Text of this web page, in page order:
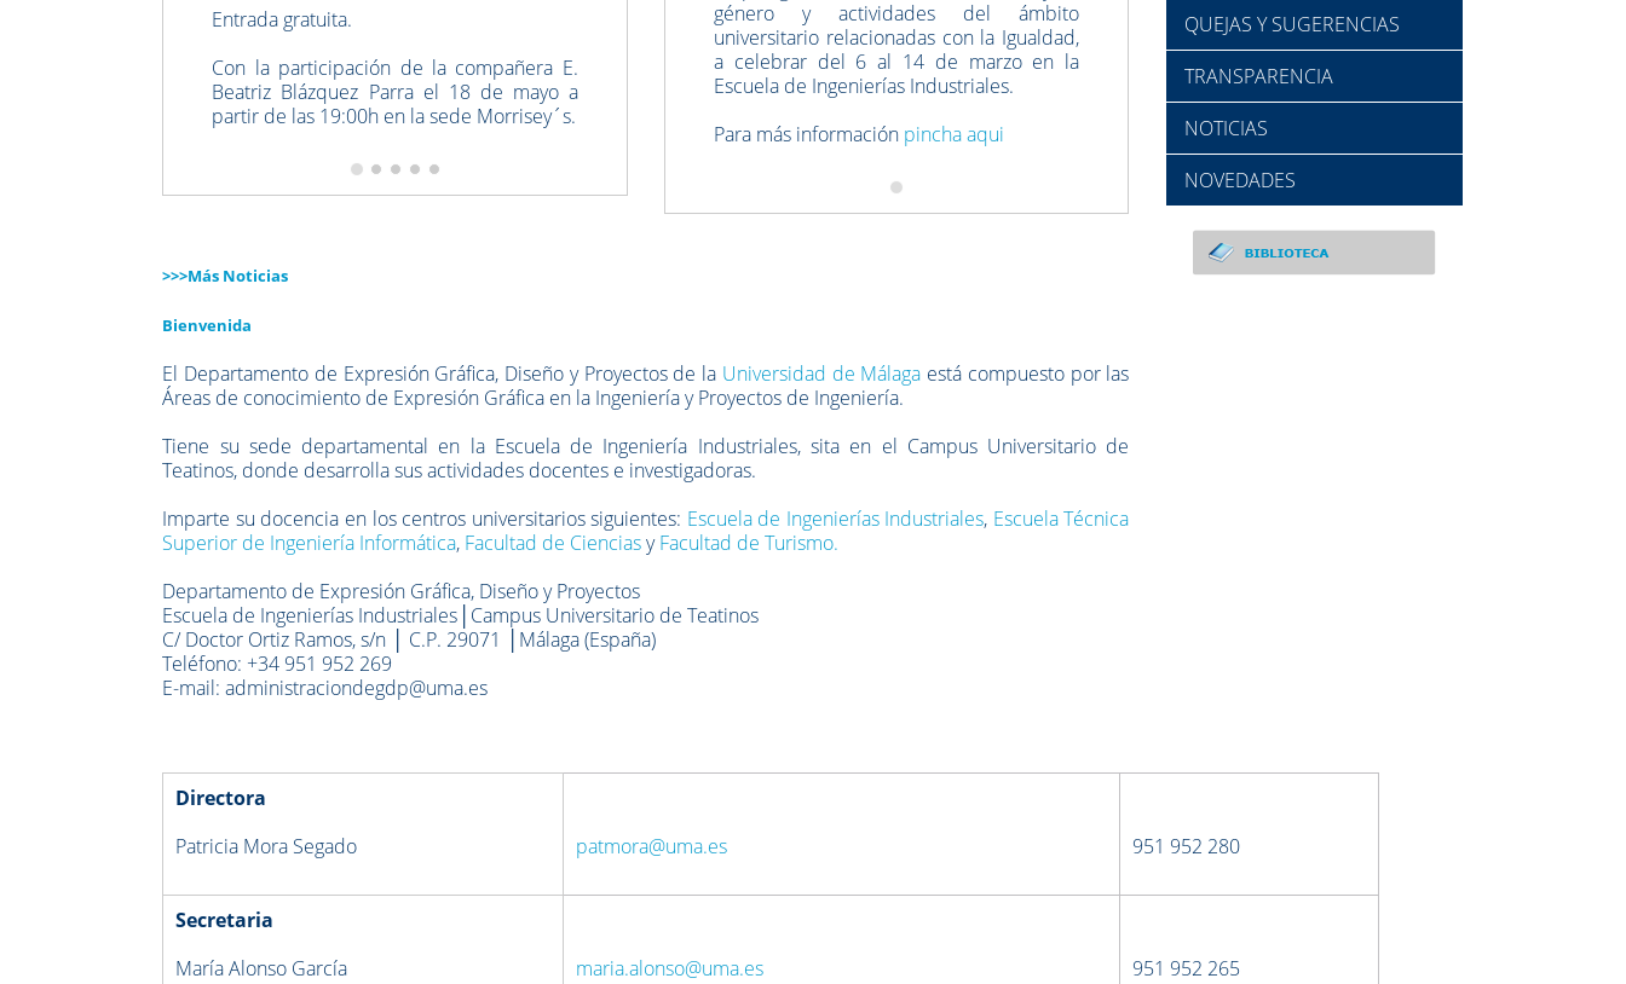
Entrada gratuita.
Con la participación de la compañera E.
Beatriz Blázquez Parra el 18 de mayo a
partir de las 19:00h en la sede Morrisey´s.
género y actividades del ámbito
universitario relacionadas con la Igualdad,
a celebrar del 6 al 14 de marzo en la
Escuela de Ingenierías Industriales.
Para más información pincha aqui
>>>Más Noticias
Bienvenida
El Departamento de Expresión Gráfica, Diseño y Proyectos de la Universidad de Málaga está compuesto por las
Áreas de conocimiento de Expresión Gráfica en la Ingeniería y Proyectos de Ingeniería.
Tiene su sede departamental en la Escuela de Ingeniería Industriales, sita en el Campus Universitario de
Teatinos, donde desarrolla sus actividades docentes e investigadoras.
Imparte su docencia en los centros universitarios siguientes: Escuela de Ingenierías Industriales, Escuela Técnica
Superior de Ingeniería Informática, Facultad de CienciasyFacultad de Turismo.
Departamento de Expresión Gráfica, Diseño y Proyectos
Escuela de Ingenierías Industriales│Campus Universitario de Teatinos
C/ Doctor Ortiz Ramos, s/n │ C.P. 29071 │Málaga (España)
Teléfono: +34 951 952 269
E-mail: administraciondegdp@uma.es
Directora
Patricia Mora Segado
patmora@uma.es 951 952 280
Secretaria
María Alonso García
maria.alonso@uma.es 951 952 265
QUEJAS Y SUGERENCIAS
TRANSPARENCIA
NOTICIAS
NOVEDADES